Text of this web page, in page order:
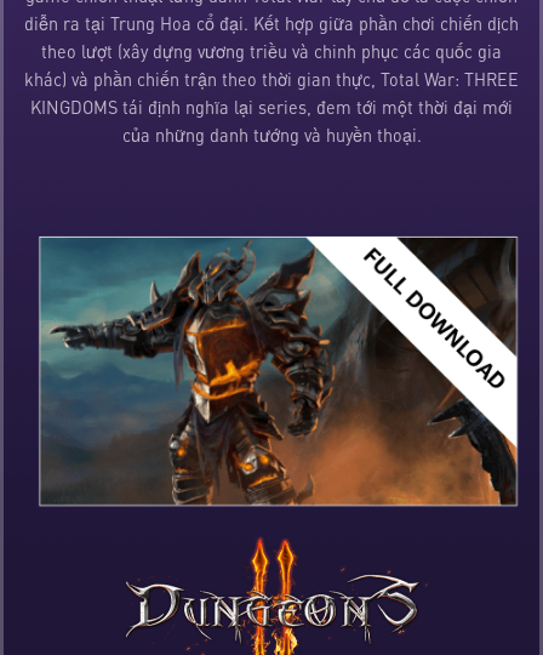
diễn ra tại Trung Hoa cổ đại. Kết hợp giữa phần chơi chiến dịch
theo lượt (xây dựng vương triều và chinh phục các quốc gia
khác) và phần chiến trận theo thời gian thực, Total War: THREE
KINGDOMS tái định nghĩa lại series, đem tới một thời đại mới
của những danh tướng và huyền thoại.